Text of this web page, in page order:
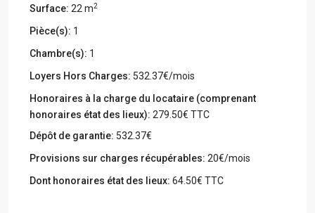
Surface: 22 m2
Pièce(s): 1
Chambre(s): 1
Loyers Hors Charges: 532.37€/mois
Honoraires à la charge du locataire (comprenant
honoraires état des lieux): 279.50€ TTC
Dépôt de garantie: 532.37€
Provisions sur charges récupérables: 20€/mois
Dont honoraires état des lieux: 64.50€ TTC